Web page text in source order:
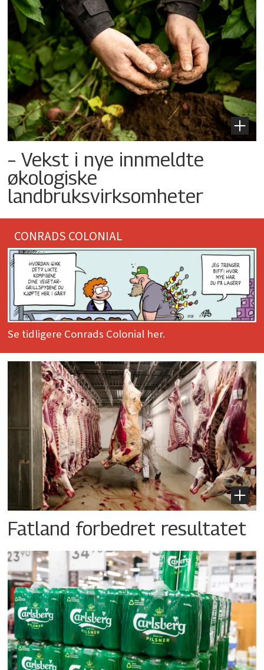
– Vekst i nye innmeldte
økologiske
landbruksvirksomheter
CONRADS COLONIAL
Se tidligere Conrads Colonial her.
Fatland forbedret resultatet